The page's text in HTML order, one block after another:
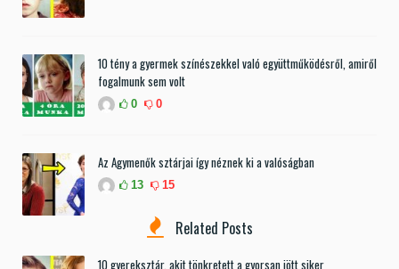
10 tény a gyermek színészekkel való együttműködésről, amiről
fogalmunk sem volt
0 0
Az Agymenők sztárjai így néznek ki a valóságban
13 15
Related Posts
10 gyereksztár, akit tönkretett a gyorsan jött siker